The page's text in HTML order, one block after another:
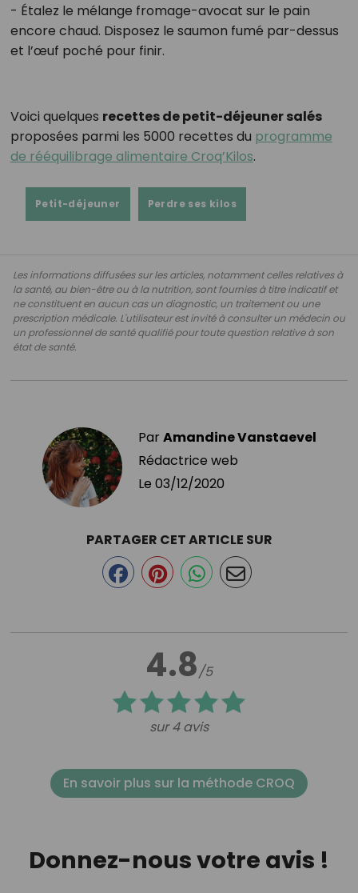
- Étalez le mélange fromage-avocat sur le pain
encore chaud. Disposez le saumon fumé par-dessus
et l’œuf poché pour finir.
Voici quelques recettes de petit-déjeuner salés
proposées parmi les 5000 recettes du programme
de rééquilibrage alimentaire Croq’Kilos.
Petit-déjeuner Perdre ses kilos
Les informations diffusées sur les articles, notamment celles relatives à
la santé, au bien-être ou à la nutrition, sont fournies à titre indicatif et
ne constituent en aucun cas un diagnostic, un traitement ou une
prescription médicale. L'utilisateur est invité à consulter un médecin ou
un professionnel de santé qualifié pour toute question relative à son
état de santé.
ParAmandine Vanstaevel
Rédactrice web
Le 03/12/2020
4.8/5
sur 4 avis
PARTAGER CET ARTICLE SUR
En savoir plus sur la méthode CROQ
Donnez-nous votre avis !